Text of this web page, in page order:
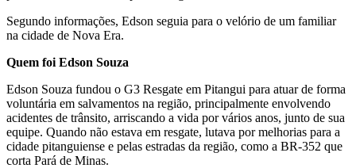
Segundo informações, Edson seguia para o velório de um familiar
na cidade de Nova Era.
Quem foi Edson Souza
Edson Souza fundou o G3 Resgate em Pitangui para atuar de forma
voluntária em salvamentos na região, principalmente envolvendo
acidentes de trânsito, arriscando a vida por vários anos, junto de sua
equipe. Quando não estava em resgate, lutava por melhorias para a
cidade pitanguiense e pelas estradas da região, como a BR-352 que
corta Pará de Minas.